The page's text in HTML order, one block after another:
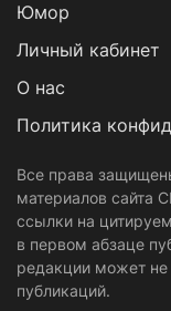
Юмор
Личный кабинет
О нас
Политика
Все права
материалов сайта
ссылки на
в первом абзаце
редакции может не
публикаций.